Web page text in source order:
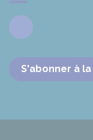
Facebook
S'abonner à